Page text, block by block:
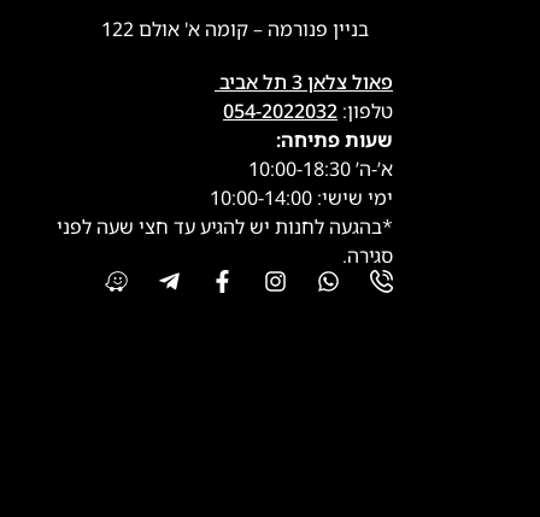
בניין פנורמה – קומה א' אולם 122
פאול צלאן 3 תל אביב
טלפון: 054-2022032
שעות פתיחה:
א’-ה’ 10:00-18:30
ימי שישי: 10:00-14:00
*בהגעה לחנות יש להגיע עד חצי שעה לפני
סגירה.